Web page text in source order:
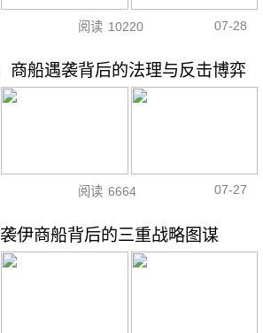
阅读 10220 07-28
商船遇袭背后的法理与反击博弈
阅读 6664 07-27
伊商船背后的三重战略图谋